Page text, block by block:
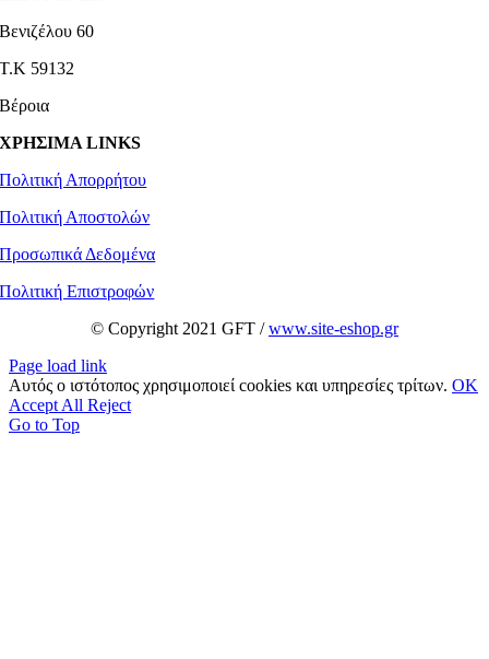
Βενιζέλου 60
Τ.Κ 59132
Βέροια
ΧΡΗΣΙΜΑ LINKS
Πολιτική Απορρήτου
Πολιτική Αποστολών
Προσωπικά Δεδομένα
Πολιτική Επιστροφών
© Copyright 2021 GFT /www.site-eshop.gr
Page load link
Αυτός ο ιστότοπος χρησιμοποιεί cookies και υπηρεσίες τρίτων. OK
Accept All Reject
Go to Top